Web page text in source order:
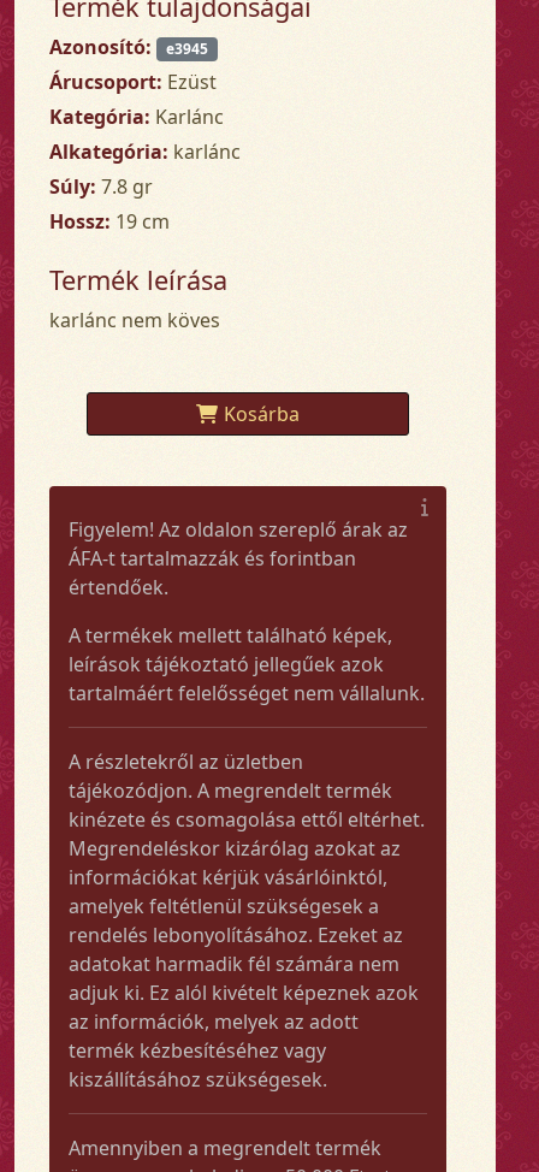
Azonosító: e3945
Árucsoport: Ezüst
Kategória: Karlánc
Alkategória: karlánc
Súly: 7.8 gr
Hossz: 19 cm
Termék leírása
karlánc nem köves
Kosárba
Figyelem! Az oldalon szereplő árak az
ÁFA-t tartalmazzák és forintban
értendőek.
A termékek mellett található képek,
leírások tájékoztató jellegűek azok
tartalmáért felelősséget nem vállalunk.
A részletekről az üzletben
tájékozódjon. A megrendelt termék
kinézete és csomagolása ettől eltérhet.
Megrendeléskor kizárólag azokat az
információkat kérjük vásárlóinktól,
amelyek feltétlenül szükségesek a
rendelés lebonyolításához. Ezeket az
adatokat harmadik fél számára nem
adjuk ki. Ez alól kivételt képeznek azok
az információk, melyek az adott
termék kézbesítéséhez vagy
kiszállításához szükségesek.
Amennyiben a megrendelt termék